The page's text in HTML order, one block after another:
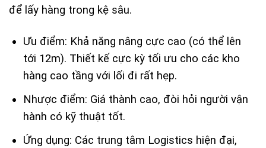
để lấy hàng trong kệ sâu.
Ưu điểm: Khả năng nâng cực cao (có thể lên
tới 12m). Thiết kế cực kỳ tối ưu cho các kho
hàng cao tầng với lối đi rất hẹp.
Nhược điểm: Giá thành cao, đòi hỏi người vận
hành có kỹ thuật tốt.
Ứng dụng: Các trung tâm Logistics hiện đại,